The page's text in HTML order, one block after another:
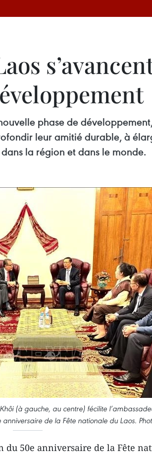
phase de
leur amitié durable, à
la région et dans le monde.
(à gauche, au centre) fécilite
de la Fête nationale du Laos.
du 50e anniversaire de la Fête